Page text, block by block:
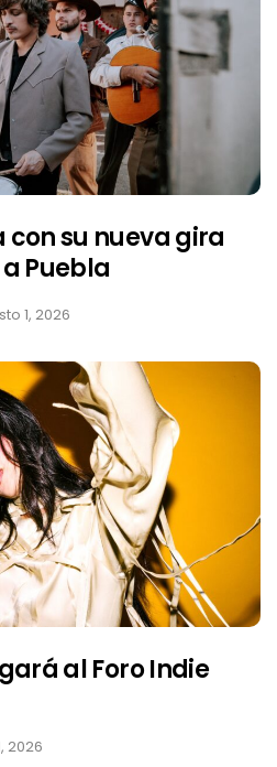
su nueva gira
a Puebla
1, 2026
al Foro Indie
2026